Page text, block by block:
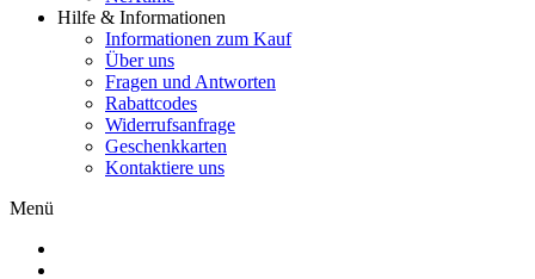
Hilfe & Informationen
Informationen zum Kauf
Über uns
Fragen und Antworten
Rabattcodes
Widerrufsanfrage
Geschenkkarten
Kontaktiere uns
Menü